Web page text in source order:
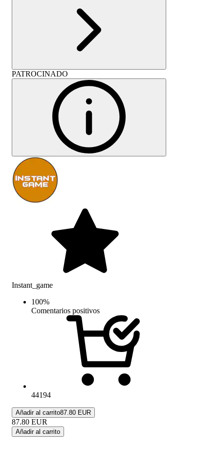
PATROCINADO
Instant_game
100%
Comentarios positivos
44194
Añadir al carrito87.80 EUR
87.80 EUR
Añadir al carrito